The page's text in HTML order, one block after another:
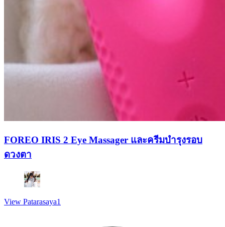
FOREO IRIS 2 Eye Massager และครีมบำรุงรอบ
ดวงตา
View Patarasaya1